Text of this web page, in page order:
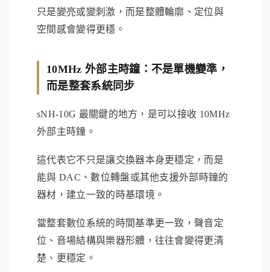
只是變亮或變刺激，而是整體輪廓、定位與
空間感會變得更穩。
10MHz 外部主時鐘：不是單機變準，
而是整套系統同步
sNH-10G 最關鍵的地方，是可以接收 10MHz
外部主時鐘。
這代表它不只是讓交換器本身更穩定，而是
能與 DAC、數位轉盤或其他支援外部時鐘的
器材，建立一致的時基環境。
當整套數位系統的時間基準更一致，聲音定
位、音場結構與樂器形體，往往會變得更清
楚、更穩定。